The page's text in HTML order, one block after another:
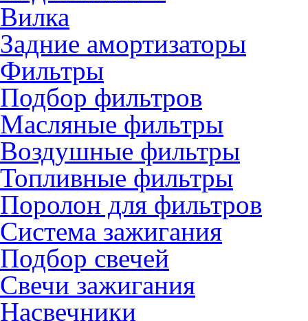
Вилка
Задние амортизаторы
Фильтры
Подбор фильтров
Масляные фильтры
Воздушные фильтры
Топливные фильтры
Поролон для фильтров
Система зажигания
Подбор свечей
Свечи зажигания
Насвечники